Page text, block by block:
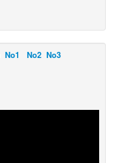
Νο1 Νο2 Νο3